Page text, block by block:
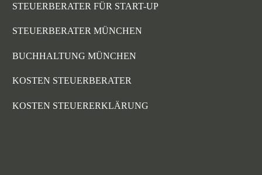
STEUERBERATER FÜR START-UP
STEUERBERATER MÜNCHEN
BUCHHALTUNG MÜNCHEN
KOSTEN STEUERBERATER
KOSTEN STEUERERKLÄRUNG